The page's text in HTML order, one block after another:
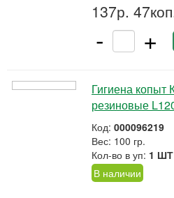
137р.
- +
Гигиена копыт
резиновые
Код: 000096219
Вес: 100 гр.
Кол-во в уп: 1 ШТ
В наличии